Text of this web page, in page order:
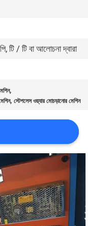
টি / টি বা আলোচনা দ্বারা
,
,স্টেপলেস ওয়্যার মোচড়ানোর মেশিন